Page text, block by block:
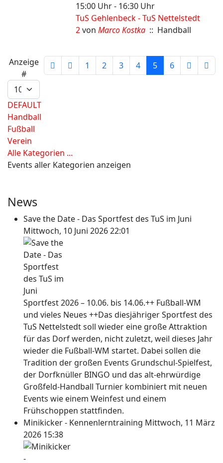
15:00 Uhr - 16:30 Uhr
TuS Gehlenbeck - TuS Nettelstedt
2von Marco Kostka :: Handball
Limite der Paginierungsliste
Anzeige
#
1 2 3 4 5 6
DEFAULT
Handball
Fußball
Verein
Alle Kategorien ...
Events aller Kategorien anzeigen
News
Save the Date - Das Sportfest des TuS im Juni
Mittwoch, 10 Juni 2026 22:01
Sportfest 2026 – 10.06. bis 14.06.++ Fußball-WM
und vieles Neues ++Das diesjähriger Sportfest des
TuS Nettelstedt soll wieder eine große Attraktion
für das Dorf werden, nicht zuletzt, weil dieses Jahr
wieder die Fußball-WM startet. Dabei sollen die
Tradition der großen Events Grundschul-Spielfest,
der Dorfknüller BINGO und das alt-ehrwürdige
Großfeld-Handball Turnier kombiniert mit neuen
Events wie einem Weinfest und einem
Frühschoppen stattfinden.
Minikicker - Kennenlerntraining Mittwoch, 11 März
2026 15:38